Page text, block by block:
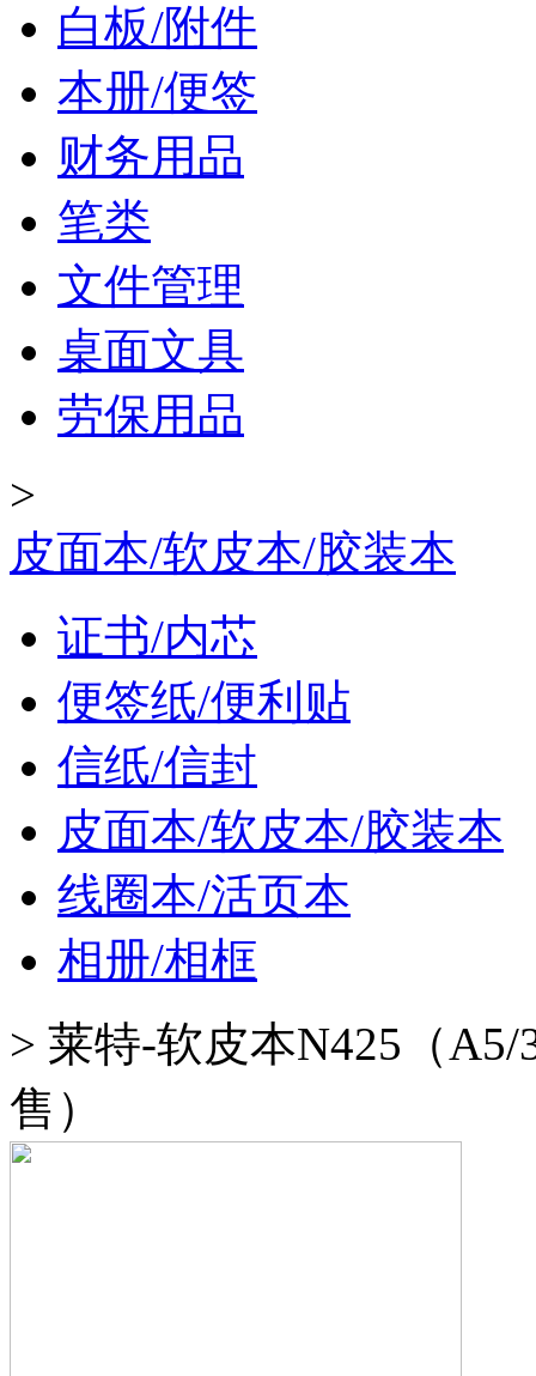
白板/附件
本册/便签
财务用品
笔类
文件管理
桌面文具
劳保用品
>
皮面本/软皮本/胶装本
证书/内芯
便签纸/便利贴
信纸/信封
皮面本/软皮本/胶装本
线圈本/活页本
相册/相框
> 莱特-软皮本N425（
售）